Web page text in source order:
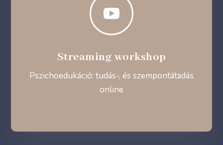

Streaming workshop
Pszichoedukáció: tudás-, és szempontátadás
online